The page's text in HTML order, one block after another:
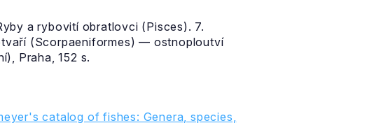
a rybovití obratlovci (Pisces). 7.
(Scorpaeniformes) — ostnoploutví
Praha, 152 s.
catalog of fishes: Genera, species,